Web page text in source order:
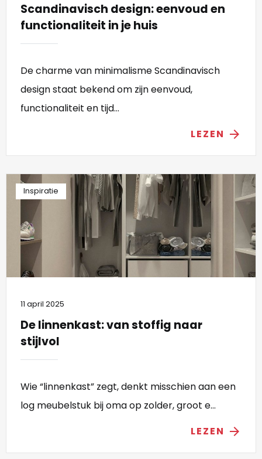
Scandinavisch design: eenvoud en
functionaliteit in je huis
De charme van minimalisme Scandinavisch
design staat bekend om zijn eenvoud,
functionaliteit en tijd...
LEZEN arrow_forward
Inspiratie
11 april 2025
De linnenkast: van stoffig naar
stijlvol
Wie “linnenkast” zegt, denkt misschien aan een
log meubelstuk bij oma op zolder, groot e...
LEZEN arrow_forward